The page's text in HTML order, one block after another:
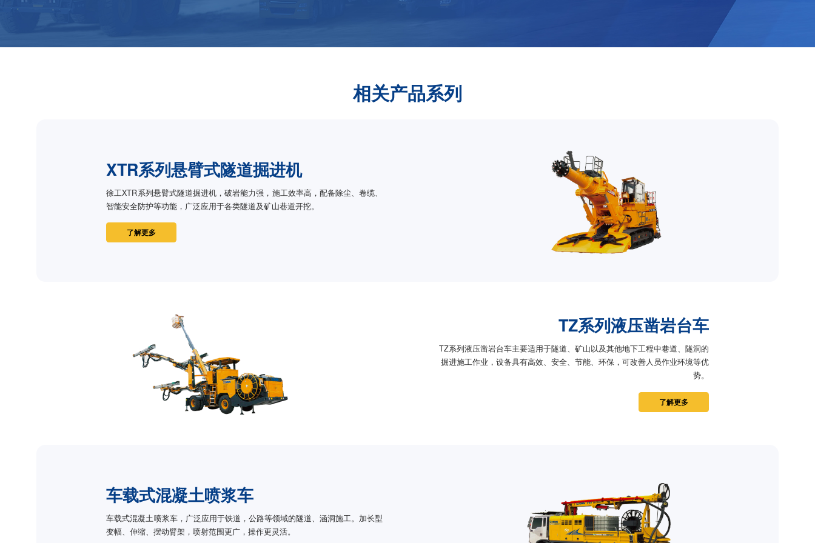
相关产品系列
XTR系列悬臂式隧道掘进机
徐工XTR系列悬臂式隧道掘进机，破岩能力强，施工效率高，配备除尘、卷缆、
智能安全防护等功能，广泛应用于各类隧道及矿山巷道开挖。
了解更多
TZ系列液压凿岩台车
TZ系列液压凿岩台车主要适用于隧道、矿山以及其他地下工程中巷道、隧洞的
掘进施工作业，设备具有高效、安全、节能、环保，可改善人员作业环境等优
势。
了解更多
车载式混凝土喷浆车
车载式混凝土喷浆车，广泛应用于铁道，公路等领域的隧道、涵洞施工。加长型
变幅、伸缩、摆动臂架，喷射范围更广，操作更灵活。